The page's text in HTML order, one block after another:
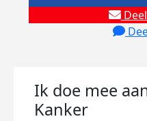
Ik doe mee
Kanker